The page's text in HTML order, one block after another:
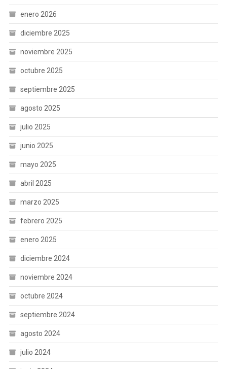
enero 2026
diciembre 2025
noviembre 2025
octubre 2025
septiembre 2025
agosto 2025
julio 2025
junio 2025
mayo 2025
abril 2025
marzo 2025
febrero 2025
enero 2025
diciembre 2024
noviembre 2024
octubre 2024
septiembre 2024
agosto 2024
julio 2024